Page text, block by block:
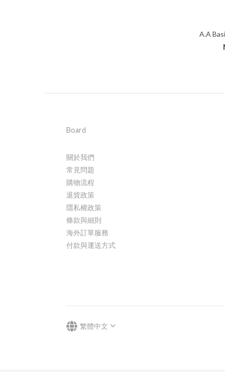
A.A
Board
關於我們
常見問題
購物流程
退貨政策
隱私權政策
條款與細則
海外訂單服務
付款與運送方式
繁體中文